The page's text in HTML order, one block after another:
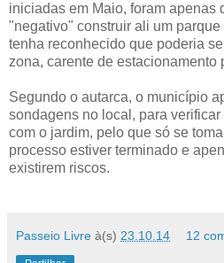
iniciadas em Maio, foram apenas
"negativo" construir ali um
tenha reconhecido que poderia
zona, carente de estacionamento
Segundo o autarca, o município
sondagens no local, para
com o jardim, pelo que só se
processo estiver terminado e
existirem riscos.
Passeio Livre à(s) 23.10.14 12